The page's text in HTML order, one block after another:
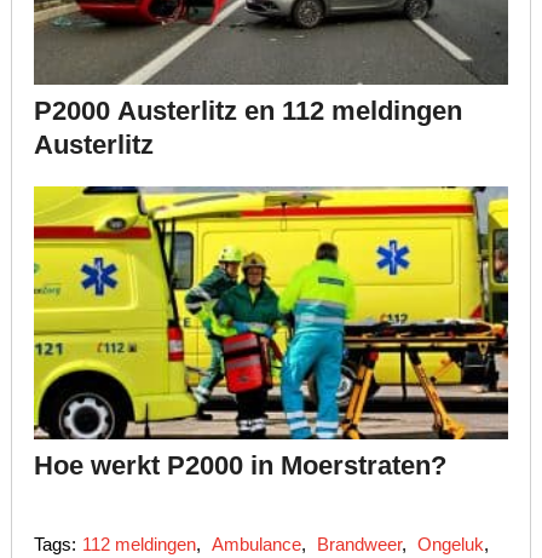
P2000 Austerlitz en 112 meldingen
Austerlitz
Hoe werkt P2000 in Moerstraten?
Tags: 112 meldingen, Ambulance, Brandweer, Ongeluk,